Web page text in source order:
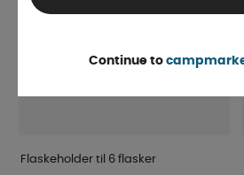
Flaskeholder til 6 flasker
Continue to